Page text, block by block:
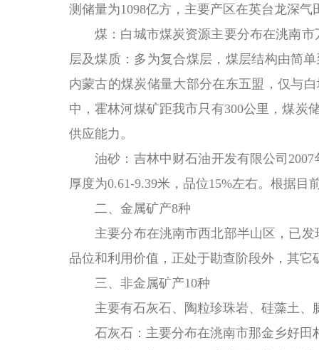
测储量为1098亿方，主要产区在英台龙深气
煤：白城市煤炭资源主要分布在洮南
层及煤质：多为复合煤层，煤层结构由简
内蒙古的煤炭储量大部分在东五盟，仅与
中，霍林河煤矿距我市只有300公里，煤炭
供应能力。
油砂：吉林中财石油开发有限公司
厚度为0.61-9.39米，品位15%左右。根据
二、金属矿产8种
主要分布在洮南市西北部半山区，已
品位和利用价值，正处于勘查阶段外，其
三、非金属矿产10种
主要有石灰石、陶粒珍珠岩、硅藻土
石灰石：主要分布在洮南市那金乡好田